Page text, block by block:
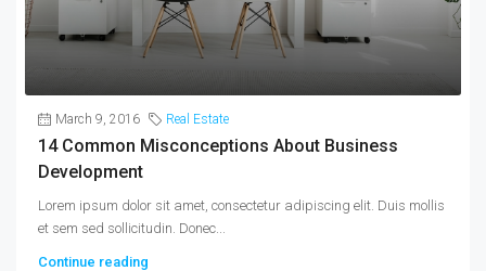
March 9, 2016 Real Estate
14 Common Misconceptions About Business
Development
Lorem ipsum dolor sit amet, consectetur adipiscing elit. Duis mollis
et sem sed sollicitudin. Donec...
Continue reading